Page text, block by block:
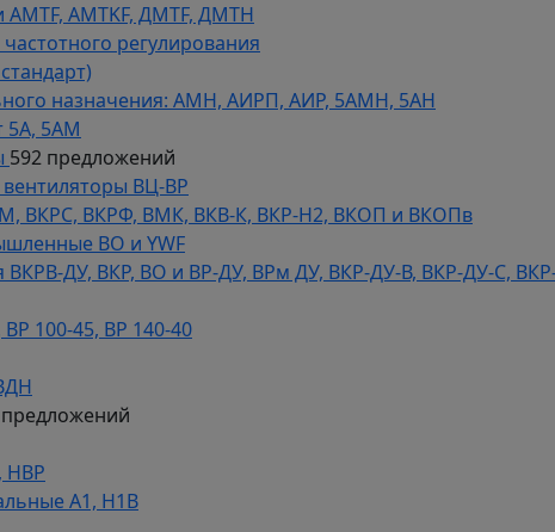
AMTKF, ДMTF, ДМТН
регулирования
назначения: АМН, АИРП, АИР, 5АМН, 5АН
5А, 5АМ
592 предложений
ВЦ-ВР
ВКРС, ВКРФ, ВМК, ВКВ-К, ВКР-Н2, ВКОП и ВКОПв
ВО и YWF
ВКРВ-ДУ, ВКР, ВО и ВР-ДУ, ВРм ДУ, ВКР-ДУ-В, ВКР-ДУ-С,
100-45, ВР 140-40
НВР
А1, Н1В